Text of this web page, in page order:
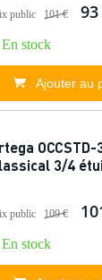
public 101 €
En stock
Ajouter au
3/4
public 109 €
En stock